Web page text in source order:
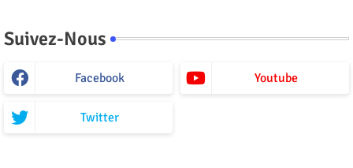
Suivez-Nous
Facebook Youtube
Twitter